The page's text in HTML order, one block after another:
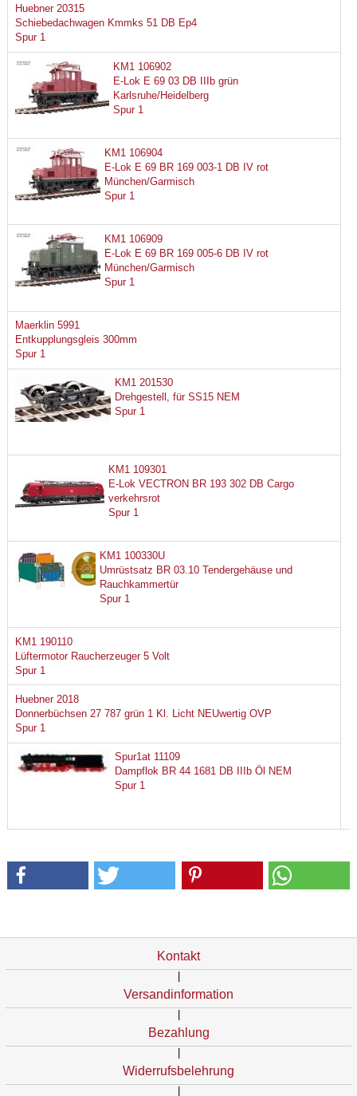
Huebner 20315
Schiebedachwagen Kmmks 51 DB Ep4
Spur 1
KM1 106902
E-Lok E 69 03 DB IIIb grün
Karlsruhe/Heidelberg
Spur 1
KM1 106904
E-Lok E 69 BR 169 003-1 DB IV rot
München/Garmisch
Spur 1
KM1 106909
E-Lok E 69 BR 169 005-6 DB IV rot
München/Garmisch
Spur 1
Maerklin 5991
Entkupplungsgleis 300mm
Spur 1
KM1 201530
Drehgestell, für SS15 NEM
Spur 1
KM1 109301
E-Lok VECTRON BR 193 302 DB Cargo
verkehrsrot
Spur 1
KM1 100330U
Umrüstsatz BR 03.10 Tendergehäuse und
Rauchkammertür
Spur 1
KM1 190110
Lüftermotor Raucherzeuger 5 Volt
Spur 1
Huebner 2018
Donnerbüchsen 27 787 grün 1 Kl. Licht NEUwertig OVP
Spur 1
Spur1at 11109
Dampflok BR 44 1681 DB IIIb Öl NEM
Spur 1
Kontakt
Versandinformation
Bezahlung
Widerrufsbelehrung